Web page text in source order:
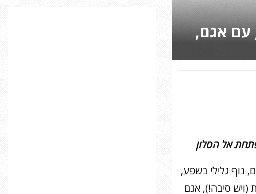
עם אגם,
אל הסלון
נוף גלילי בשפע,
(ויש סיבה!), אגם